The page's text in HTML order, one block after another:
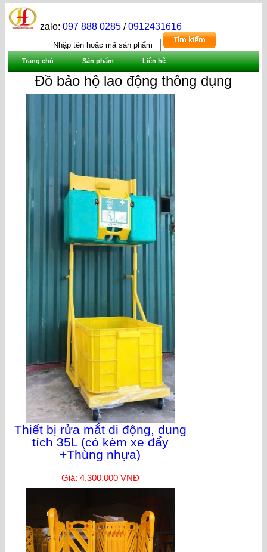
zalo:097 888 0285 /0912431616
Trang chủ Sản phẩm Liên hệ
Đồ bảo hộ lao động thông dụng
Thiết bị rửa mắt di động, dung
tích 35L (có kèm xe đẩy
+Thùng nhựa)
Giá: 4,300,000 VNĐ